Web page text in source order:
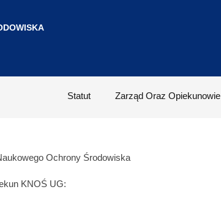
Statut Zarząd Oraz Opiekunowie
Ochrony Środowiska
KNOŚ UG: